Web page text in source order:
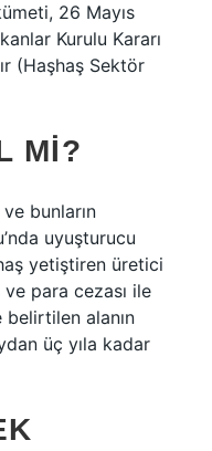
26 Mayıs
Kurulu Kararı
(Haşhaş Sektör
MI?
bunların
uyuşturucu
yetiştiren üretici
para cezası ile
belirtilen alanın
üç yıla kadar